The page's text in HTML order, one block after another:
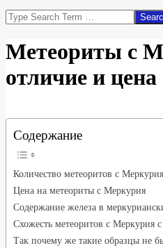
Search
Метеориты с
отличие и цена
Содержание
Количество метеоритов с
Цена на метеориты с Меркурия
Содержание железа в
Схожесть метеоритов с Меркурия
Так почему же такие образцы не